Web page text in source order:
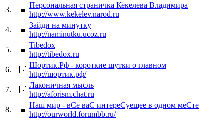
3.
Персональная страничка Кекелева Владимира
http://www.kekelev.narod.ru
4.
Зайди на минутку
http://naminutku.ucoz.ru
5.
Tibedox
http://tibedox.ru
6.
Шортик.Рф - короткие шутки о главном
http://шортик.рф/
7.
Лаконичная мысль
http://aforism.chat.ru
8.
Наш мир - вСе ваС интереСуещее в одном меСте
http://ourworld.forumbb.ru/